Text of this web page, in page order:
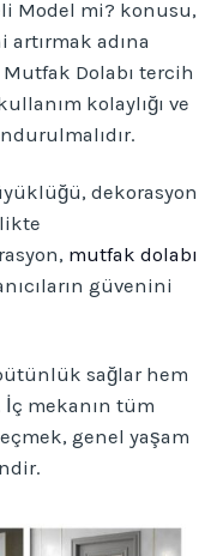
Model mi? konusu,
adına
Mutfak Dolabı tercih
kolaylığı ve
dekorasyon
mutfak dolabı
güvenini
sağlar hem
mekanın tüm
genel yaşam